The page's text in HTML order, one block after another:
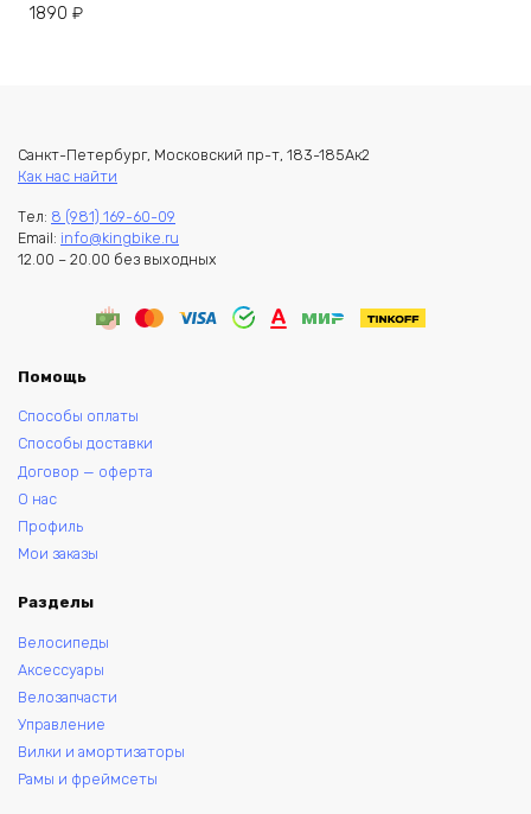
1890 ₽
Санкт-Петербург, Московский пр-т, 183-185Ак2
Как нас найти
Тел: 8 (981) 169-60-09
Email: info@kingbike.ru
12.00 – 20.00 без выходных
Помощь
Способы оплаты
Способы доставки
Договор — оферта
О нас
Профиль
Мои заказы
Разделы
Велосипеды
Аксессуары
Велозапчасти
Управление
Вилки и амортизаторы
Рамы и фреймсеты